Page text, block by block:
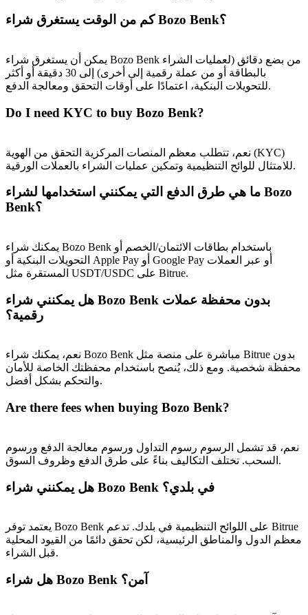
الإحالة
BTC Welcome Rewards
Deposit & Trade BTC to Share 25000 USDT prize pool!
Deposit CASHCAT & Win
Exclusive for BitMart Users
Precious Metals Trading Carnival
كم من الوقت يستغرق شراء Bozo Benk؟
يمكن أن يستغرق شراء Bozo Benk من بضع دقائق (لعمليات الشراء
بالبطاقة أو من عملة رقمية إلى أخرى) إلى 30 دقيقة أو أكثر
للتحويلات البنكية، اعتمادًا على أوقات التحقق ومعالجة الدفع.
Do I need KYC to buy Bozo Benk?
نعم، تتطلب معظم المنصات المركزية التحقق من الهوية (KYC)
للامتثال للوائح التنظيمية وتمكين عمليات الشراء بالعملات الورقية.
ما هي طرق الدفع التي يمكنني استخدامها لشراء Bozo
Benk؟
يمكنك شراء Bozo Benk باستخدام بطاقات الائتمان/الخصم أو
التحويلات البنكية أو Apple Pay أو Google Pay أو عبر العملات
المستقرة مثل USDT/USDC على Bitrue.
هل يمكنني شراء Bozo Benk بدون محفظة عملات
رقمية؟
نعم، يمكنك شراء Bozo Benk مباشرة على منصة مثل Bitrue بدون
محفظة شخصية. ومع ذلك، يُنصح باستخدام محفظتك الخاصة للأمان
والتحكم بشكل أفضل.
Are there fees when buying Bozo Benk?
نعم، قد تشمل الرسوم رسوم التداول ورسوم معالجة الدفع ورسوم
السحب. تختلف التكاليف بناءً على طرق الدفع وظروف السوق.
هل يمكنني شراء Bozo Benk في بلدي؟
يعتمد توفر Bozo Benk على اللوائح التنظيمية في بلدك. تدعم Bitrue
معظم الدول والمناطق الرئيسية، لكن تحقق دائمًا من القيود المحلية
قبل الشراء.
هل شراء Bozo Benk آمن؟